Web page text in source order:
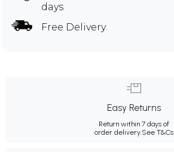
days
Free Delivery
Easy Returns
Return within 7 days of
order delivery.See T&Cs